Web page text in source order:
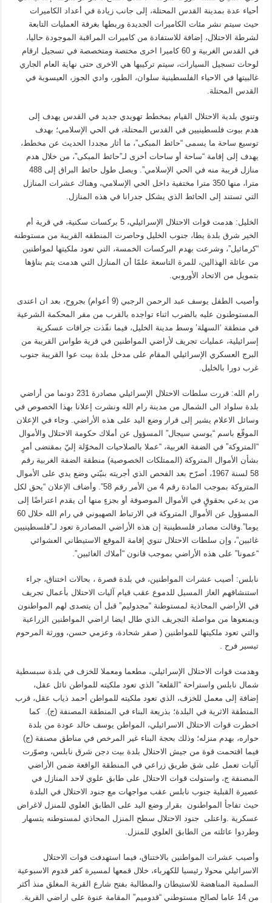
أحياء عدة بمدينة القدس المحتلة، إلى جانب زيادة في أعداد الكاميرات
حيث سيتم نشر مئات الكاميرات الجديدة وربطها بغرفة العمليات التابعة
لشرطة الاحتلال، إضافة للاستفادة من كاميرات المراقبة الموجودة حاليا،
في القدس الغربية و 60 كاميرا اخرى مختصة ومتخصصة في تسجيل ارقام
لوحات تسجيل السيارات، سيتم تركيبها هي الاخرى حتى نهاية العام الجاري
غالبيتها في الاحياء الفلسطينية سلوان، الطور، وادي الجوز، العيسوية في
القدس المحتلة.
وتنوي بلدية الاحتلال القيام بمخطط تهويدي جديد في القدس يهدف إلى
هدم بيوت فلسطينيين في القدس المحتلة، في الحي الإسلامي؛ بهدف
توسيع ساحة ما يسمى “حائط المبكى”، ما أثار مجددا الحديث عن مخطط،
يهدف إلى إقامة “ساحة أو ساحات أخرى لـ”حائط المبكى”، من خلال هدم
منازل قريبة منه في الحي الإسلامي”. ويصل طول حائط البراق إلى 488
مترا، منها 350 مترا مختفية داخل الحي الإسلامي، وهناك عشرات المنازل
التي تستند إلى الحائط الذي يشكل جدرانا في هذه المنازل.
الخليل: هدمت قوات الاحتلال الإسرائيلي، 5 بركسات سكنية، في قرية أم
الخير شرق بلدة يطا، جنوب الخليل وحاصرت المنطقه القريبة من مستوطنه
“كرمائيل”، وشرعت بهدم البركسات الخمسة، التي تعود ملكيتها لمواطنين
من عائلة الهذالين، للمرة التاسعة علمًا أن المنازل التي هدمت يتم بناؤها
بتمويل من الاتحاد الأوروبي.
وأصيب الطفل يوسف عبد الرحمن الرجبي (9 أعوام) بجروح، بعد ان اعتدى
المستوطنون عليه بالضرب اثناء تواجده بالقرب من مقر المحكمة الشرعية
في منطقة ‘السهلة’ وسط مدينة الخليل، فيما نفّذت جرافات عسكرية
إسرائيلية، عمليات تجريف لأراضي المواطنين في قرية طواس القريبة من
البرج العسكري الإسرائيلي المقام على مدخل بلدة بيت عوا القريبة جنوب
غرب دورا بالخليل.
رام الله: قررت سلطات الاحتلال الإسرائيلي مصادرة 231 دونما من أراضي
بلدة سلواد الى الشمال من مدينة رام الله ونشرت إعلانا بهذا الخصوص في
وسائل الاعلام يشير إلى قرار وضع اليد على هذه الأراضي. وجاء في الإعلان
الموقّع باسم “يوسي سيجال” المسؤول عن أملاك حكومة الاحتلال والأموال
“المتروكة” في الضفة الغربية، “عملا بالصلاحيات المخوّلة إليّ بمقتضى أمرٍ
بشأن الأموال المتروكة (الممتلكات الخصوصية) منطقة الضفة الغربية رقم
58 لسنة 1967، أصرّح بعد الفحص الذي أجريته بنيّتي وضع يدي على الأموال
المتروكة بموجب المادة رقم 4 من الأمر رقم 58”. وأضاف الإعلان “يحق لكل
من يدعي بحقوقٍ في الأموال الموصوفة أو بجزءٍ منها أن يقدم اعتراضًا إلى
المسؤول عن الأموال المتروكة في الارتباط الصهيوني في رام الله خلال 60
يوما”.وقالت مصادر فلسطينية إن هذه الأراضي المصادرة تعود لـ”فلسطينيين
غائبين”، وإن سلطات الاحتلال تنوي إقامة الموقع الاستيطاني العشوائي
“عمونا” على هذه الأراضي بموجب قانون “أملاك الغائبين”.
نابلس: أصيب عشرات المواطنين، في بلدة قصرة ، بحالات اختناق، جراء
استنشاقهم الغاز المسيل للدموع عقب قيام آليات الاحتلال بأعمال تجريف
في الأراضي المحاذية لمستوطنة “مجدوليم” قبل أن يتصدى لهم المواطنون
ويمنعوها من مواصلة التجريف الذي طال ايضا اراضي المواطنين الزراعية
والتي تعود ملكيتها للمواطنين ( صقر شحادة، وعزمي حسن، وورثة المرحوم
تيسير فرح .
وهدمت قوات الاحتلال الإسرائيلي، مطعما ومعملا للخزف في بلدة سبسطية
شمال نابلس واستراحة “القلعة” الذي تعود ملكيته للمواطن نائل عقل،
إضافة إلى معمل للخزف، الذي تعود ملكيته للمواطن أحمد ذياب عقل، قرب
المنطقة الاثرية في البلدة؛ بذريعة البناء في المنطقة المصنفة (ج). كما
اخطرت قوات الاحتلال الاسرائيلي، المواطن يوسف خالد عودة من بلدة
حواره، بهدم منزله؛ وذلك بحجة البناء غير المرخص في مناطق مصنفة (ج)
فيما اقتحمت قوة من جيش الاحتلال بلدة بيت دجن شرق نابلس، وصوّرت
آليات تعمل على شق طريق زراعي في المنطقة الواقعة ضمن الأراضي
المصنفة ج، واستولت قوات الاحتلال على طابق علوي لاحد المنازل في
عصيرة القبلية جنوب نابلس عقب مواجهات مع جنود الاحتلال في البلدة
حيث تفاجأ المواطنون بقرار وضع اليد على الطابق العلوي للمنزل لاغراض
عسكرية .واعتلى جنود الاحتلال سطح المنزل المحاذي لمستوطنه يتسهار
وطردوا عائلته من الطابق العلوي للمنزل.
وأصيب عشرات المواطنين بالاختناق، فيما استهدفت قوات الاحتلال
الاسرائيلي محولا رئيسيا للكهرباء، خلال قمعها لمسيرة كفر قدوم الاسبوعية
السلمية المناهضة للاستيطان والمطالبة بفتح شارع القرية المغلق منذ أكثر
من 14 عاما لصالح مستوطني “قدوميم” المقامة عنوة على اراضي القرية.